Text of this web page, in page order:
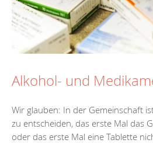
Alkohol- und
Wir glauben: In der Gemeinschaft
zu entscheiden, das erste Mal das
oder das erste Mal eine Tablette